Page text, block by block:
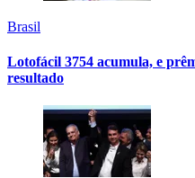
Brasil
Lotofácil 3754 acumula, e
resultado